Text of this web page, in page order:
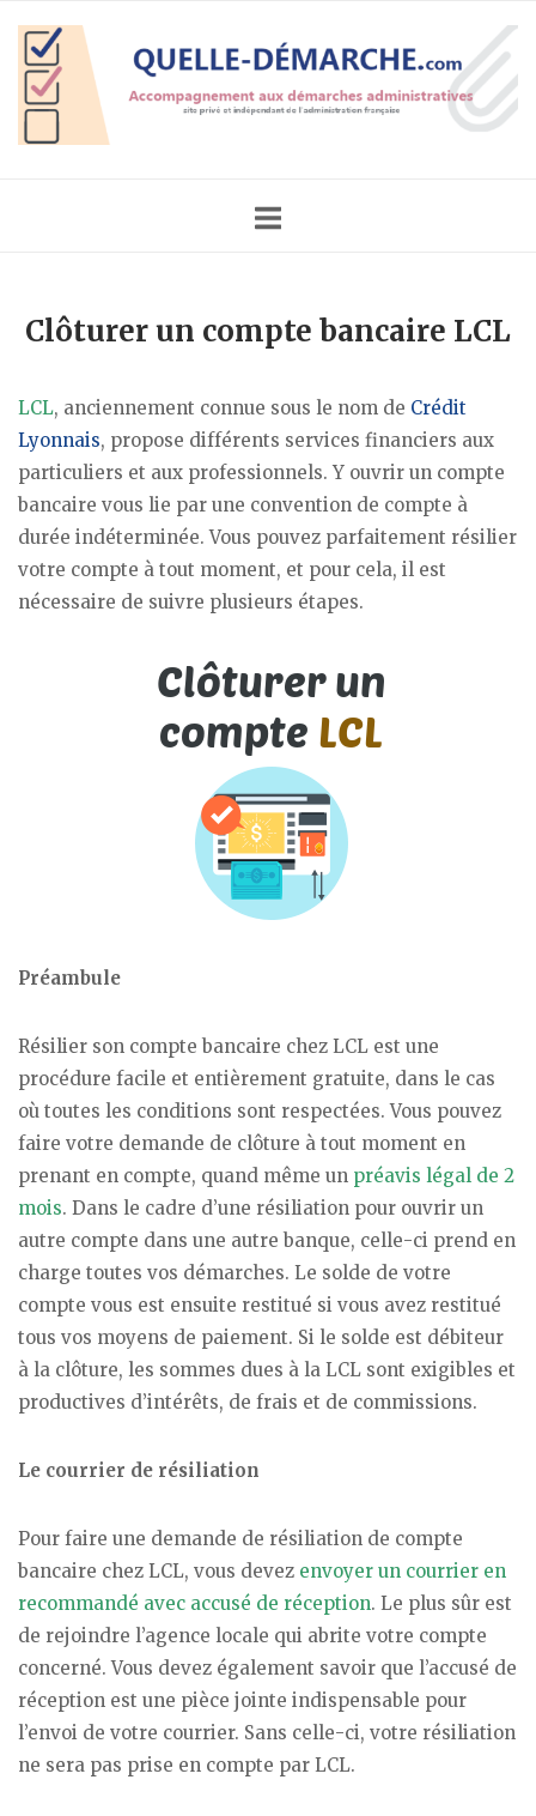
content
Home
Clôturer un compte bancaire LCL
LCL, anciennement connue sous le nom de Crédit
Lyonnais, propose différents services financiers aux
particuliers et aux professionnels. Y ouvrir un compte
bancaire vous lie par une convention de compte à
durée indéterminée. Vous pouvez parfaitement résilier
votre compte à tout moment, et pour cela, il est
nécessaire de suivre plusieurs étapes.
Préambule
Résilier son compte bancaire chez LCL est une
procédure facile et entièrement gratuite, dans le cas
où toutes les conditions sont respectées. Vous pouvez
faire votre demande de clôture à tout moment en
prenant en compte, quand même un préavis légal de 2
mois. Dans le cadre d’une résiliation pour ouvrir un
autre compte dans une autre banque, celle-ci prend en
charge toutes vos démarches. Le solde de votre
compte vous est ensuite restitué si vous avez restitué
tous vos moyens de paiement. Si le solde est débiteur
à la clôture, les sommes dues à la LCL sont exigibles et
productives d’intérêts, de frais et de commissions.
Le courrier de résiliation
Pour faire une demande de résiliation de compte
bancaire chez LCL, vous devez envoyer un courrier en
recommandé avec accusé de réception. Le plus sûr est
de rejoindre l’agence locale qui abrite votre compte
concerné. Vous devez également savoir que l’accusé de
réception est une pièce jointe indispensable pour
l’envoi de votre courrier. Sans celle-ci, votre résiliation
ne sera pas prise en compte par LCL.